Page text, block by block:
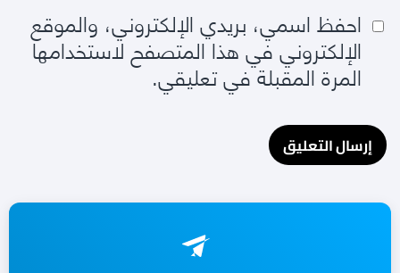
احفظ اسمي، بريدي الإلكتروني، والموقع
الإلكتروني في هذا المتصفح لاستخدامها
المرة المقبلة في تعليقي.